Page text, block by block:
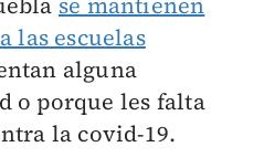
las escuelas
alguna
o porque les falta
la covid-19.